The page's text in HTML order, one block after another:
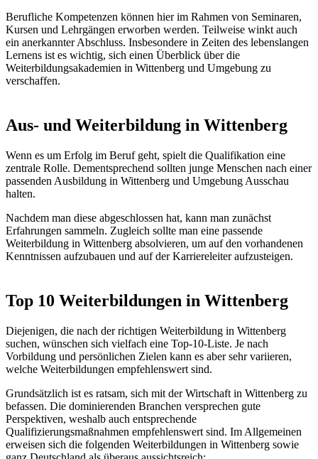
Berufliche Kompetenzen können hier im Rahmen von Seminaren,
Kursen und Lehrgängen erworben werden. Teilweise winkt auch
ein anerkannter Abschluss. Insbesondere in Zeiten des lebenslangen
Lernens ist es wichtig, sich einen Überblick über die
Weiterbildungsakademien in Wittenberg und Umgebung zu
verschaffen.
Aus- und Weiterbildung in Wittenberg
Wenn es um Erfolg im Beruf geht, spielt die Qualifikation eine
zentrale Rolle. Dementsprechend sollten junge Menschen nach einer
passenden Ausbildung in Wittenberg und Umgebung Ausschau
halten.
Nachdem man diese abgeschlossen hat, kann man zunächst
Erfahrungen sammeln. Zugleich sollte man eine passende
Weiterbildung in Wittenberg absolvieren, um auf den vorhandenen
Kenntnissen aufzubauen und auf der Karriereleiter aufzusteigen.
Top 10 Weiterbildungen in Wittenberg
Diejenigen, die nach der richtigen Weiterbildung in Wittenberg
suchen, wünschen sich vielfach eine Top-10-Liste. Je nach
Vorbildung und persönlichen Zielen kann es aber sehr variieren,
welche Weiterbildungen empfehlenswert sind.
Grundsätzlich ist es ratsam, sich mit der Wirtschaft in Wittenberg zu
befassen. Die dominierenden Branchen versprechen gute
Perspektiven, weshalb auch entsprechende
Qualifizierungsmaßnahmen empfehlenswert sind. Im Allgemeinen
erweisen sich die folgenden Weiterbildungen in Wittenberg sowie